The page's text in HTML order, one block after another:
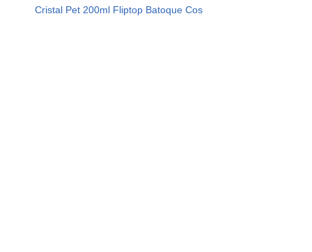
Cristal Pet 200ml Fliptop Batoque Cos